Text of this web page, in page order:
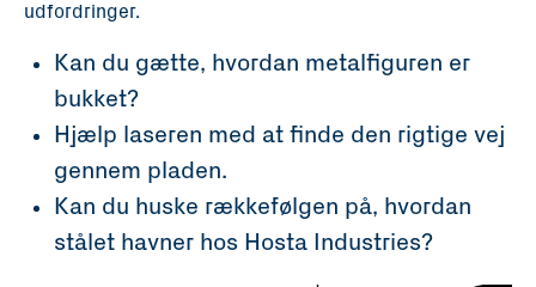
udfordringer.
Kan du gætte, hvordan metalfiguren er
bukket?
Hjælp laseren med at finde den rigtige vej
gennem pladen.
Kan du huske rækkefølgen på, hvordan
stålet havner hos Hosta Industries?